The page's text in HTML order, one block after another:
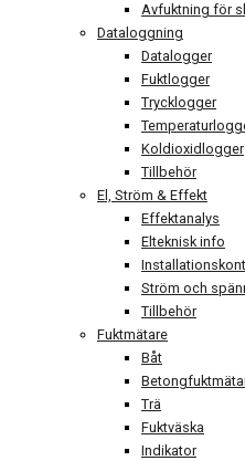
Avfuktning för
Dataloggning
Datalogger
Fuktlogger
Trycklogger
Koldioxidlogger
Tillbehör
El, Ström & Effekt
Effektanalys
Elteknisk info
Ström och
Tillbehör
Fuktmätare
Båt
Trä
Fuktväska
Indikator